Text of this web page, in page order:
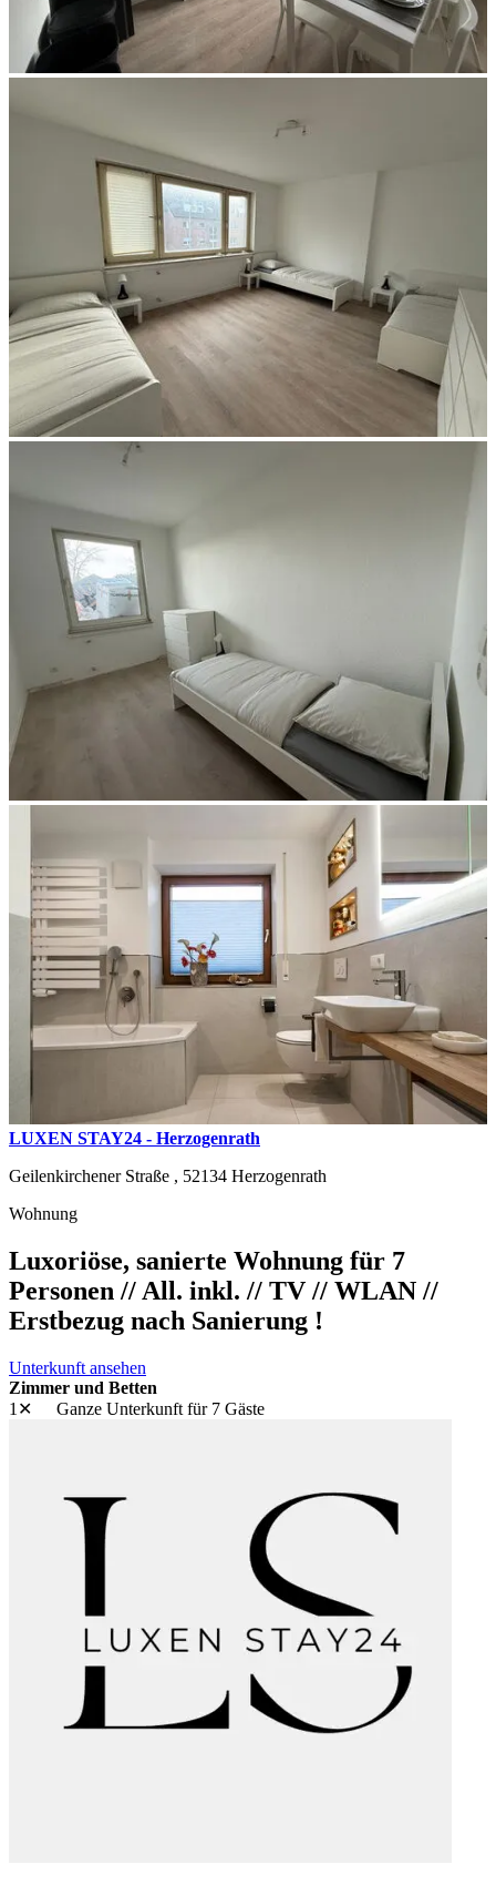
LUXEN STAY24 - Herzogenrath
Geilenkirchener Straße , 52134 Herzogenrath
Wohnung
Luxoriöse, sanierte Wohnung für 7
Personen // All. inkl. // TV // WLAN //
Erstbezug nach Sanierung !
Unterkunft ansehen
Zimmer und Betten
1✕
Ganze Unterkunft für 7 Gäste